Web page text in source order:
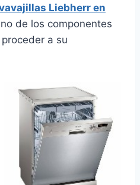
Liebherr en
de los componentes
a su